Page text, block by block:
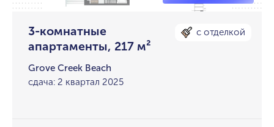
3-комнатные
апартаменты, 217 м²
с отделкой
Grove Creek Beach
сдача: 2 квартал 2025